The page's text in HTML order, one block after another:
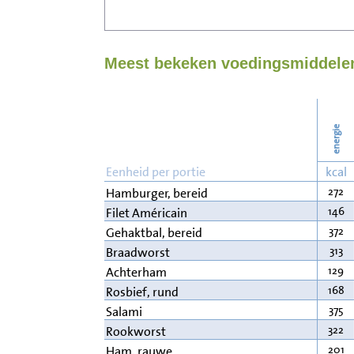
Meest bekeken
energie
Eenheid per portie kcal
Hamburger, bereid
272
Filet Américain 146
Gehaktbal, bereid 372
Braadworst 313
Achterham 129
Rosbief, rund 168
Salami 375
Rookworst 322
201